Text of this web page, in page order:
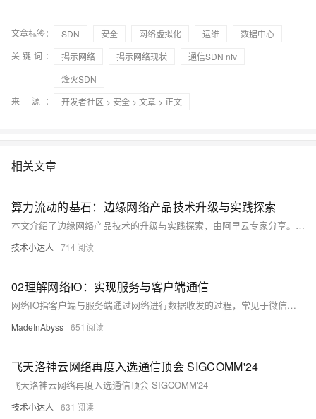
文章标签： SDN 安全 网络虚拟化 运维
数据中心
关键词：
揭示网络 揭示网络现状
通信SDN nfv
烽火SDN
来 源：
开发者社区 > 安全 > 文章 > 正文
相关文章
算力流动的基石：边缘网络产品技术升级与实践探索
本文介绍了边缘网络产品技术的升级与实践探索，由阿里云专家分享。内容涵盖三大方面：1) 云编一体的混合组网方案，通过边缘节点实现广泛覆盖和高效连接；2) 基于边缘基础设施特点构建一网多态的边缘网络平台，提供多种业务形态的统一技术支持；3) 以软硬一体的边缘网关技术实现多类型业务网络平面统一，确保不同网络间的互联互通。边缘网络已实现全球覆盖、差异化连接及云边互联，支持即开即用和云网一体，满足各行业需求。
技术小达人 714
02理解网络IO：实现服务与客户端通信
网络IO指客户端与服务端通过网络进行数据收发的过程，常见于微信、QQ等应用。本文详解如何用C语言实现一个支持多客户端连接的TCP服务端，涉及socket编程、线程处理及通信流程，并分析“一消息一线程”模式的优缺点。
MadeInAbyss 651
飞天洛神云网络再度入选通信顶会 SIGCOMM'24
飞天洛神云网络再度入选通信顶会 SIGCOMM'24
技术小达人 631